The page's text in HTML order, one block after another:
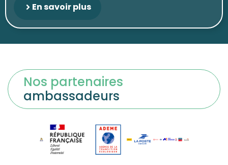
En savoir plus
Nos partenaires
ambassadeurs